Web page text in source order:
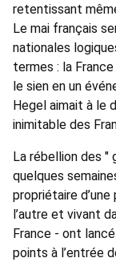
retentissant
Le mai français
nationales
termes : la
le sien en un
Hegel aimait à le
inimitable des
La rébellion des "
quelques
propriétaire
l’autre et vivant
France - ont
points à l’entrée